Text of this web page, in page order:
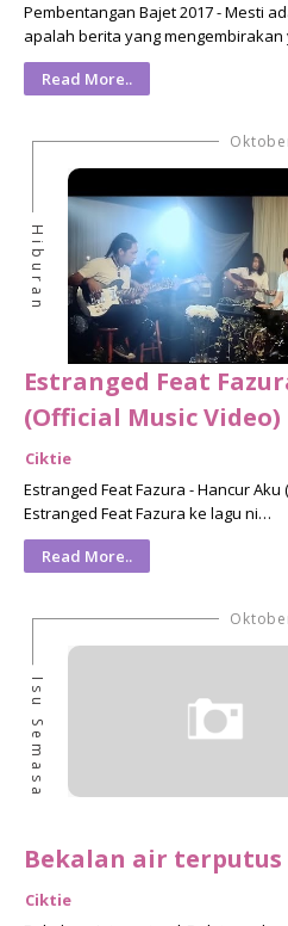
Pembentangan Bajet 2017 - Mesti
apalah berita yang
Read More..
Hiburan
Estranged Feat
(Official Music Video)
Ciktie
Estranged Feat Fazura - Hancur
Estranged Feat Fazura ke lagu ni…
Read More..
Isu Semasa
Bekalan air terputus
Ciktie